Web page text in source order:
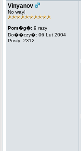
Vinyanov
No way!
Pom�g�: 9 razy
Do��czy�: 06 Lut 2004
Posty: 2312